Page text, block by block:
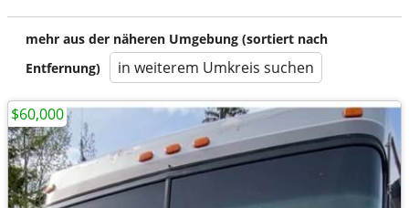
mehr aus der näheren Umgebung (sortiert nach
Entfernung)
in weiterem Umkreis suchen
$60,000